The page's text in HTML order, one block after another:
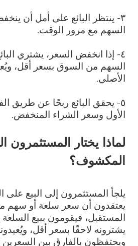
٣- ينتظر البائع على أمل أن
السهم مع مرور الوقت.
٤- إذا انخفض السعر، يشتري
السهم من السوق بسعر أقل،
الأصلي.
٥- يحقق البائع ربحًا عن طريق
الأول وسعر الشراء المنخفض.
لماذا يختار المستثمرون
المكشوف؟
يلجأ المستثمرون إلى البيع
يعتقدون أن سعر سلعة أو
المستقبل، فيقومون ببيع
يشترونه لاحقًا بسعر أقل،
ويحتفظون بالفارق بين السعرين